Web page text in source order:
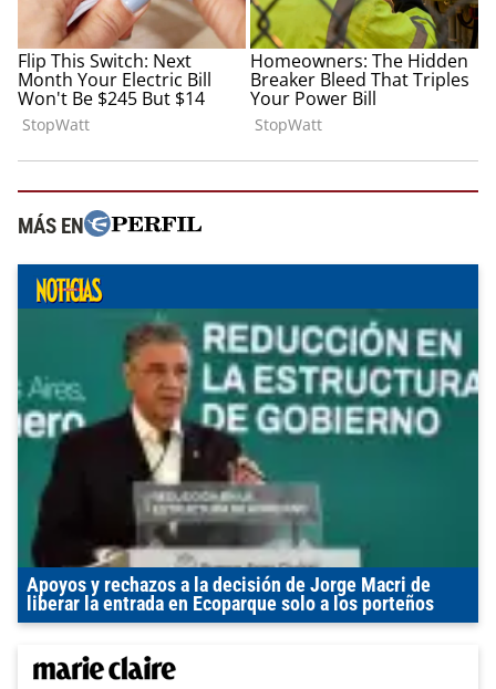
MÁS EN
Apoyos y rechazos a la decisión de Jorge Macri de
liberar la entrada en Ecoparque solo a los porteños